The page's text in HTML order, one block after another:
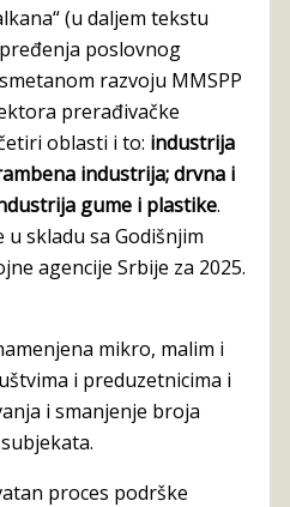
(u daljem tekstu
poslovnog
razvoju MMSPP
prerađivačke
oblasti i to: industrija
industrija; drvna i
gume i plastike.
u skladu sa Godišnjim
agencije Srbije za 2025.
mikro, malim i
i preduzetnicima i
i smanjenje broja
proces podrške